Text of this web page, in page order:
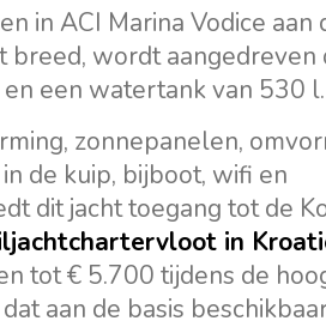
in ACI Marina Vodice aan
breed, wordt aangedreven
een watertank van 530 l.
zonnepanelen,
de kuip, bijboot, wifi en
dit jacht toegang tot de
in
tot € 5.700 tijdens de
aan de basis